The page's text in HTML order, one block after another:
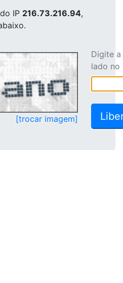
do IP 216.73.216.94,
[trocar imagem]
Digite
lado no